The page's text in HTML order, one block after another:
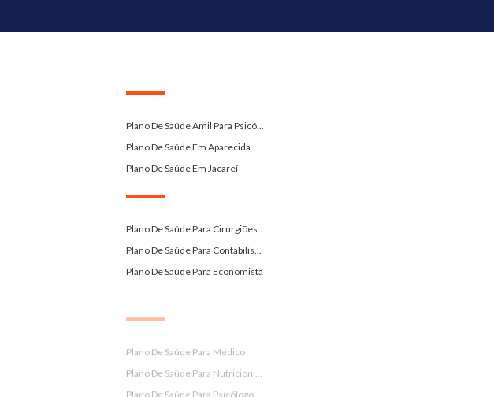
Plano De Saúde Amil Para Psicó...
Plano De Saúde Em Aparecida
Plano De Saúde Em Jacareí
Plano De Saúde Para Cirurgiões...
Plano De Saúde Para Contabilis...
Plano De Saúde Para Economista
.
Plano De Saúde Para Nutricioni...
Plano De Saúde Para Psicólogo